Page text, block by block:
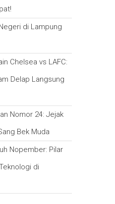
di Lampung
Chelsea vs LAFC:
Delap Langsung
Nomor 24: Jejak
Bek Muda
Nopember: Pilar
di